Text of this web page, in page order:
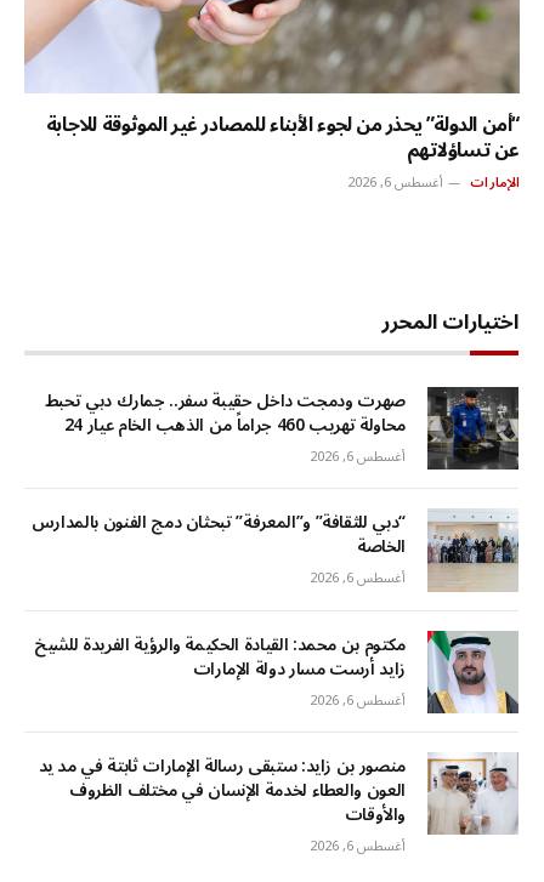
“أمن الدولة” يحذر من لجوء الأبناء للمصادر غير الموثوقة للاجابة
عن تساؤلاتهم
الإمارات أغسطس 6, 2026
اختيارات المحرر
صهرت ودمجت داخل حقيبة سفر.. جمارك دبي تحبط
محاولة تهريب 460 جراماً من الذهب الخام عيار 24
أغسطس 6, 2026
“دبي للثقافة” و”المعرفة” تبحثان دمج الفنون بالمدارس
الخاصة
أغسطس 6, 2026
مكتوم بن محمد: القيادة الحكيمة والرؤية الفريدة للشيخ
زايد أرست مسار دولة الإمارات
أغسطس 6, 2026
منصور بن زايد: ستبقى رسالة الإمارات ثابتة في مد يد
العون والعطاء لخدمة الإنسان في مختلف الظروف
والأوقات
أغسطس 6, 2026